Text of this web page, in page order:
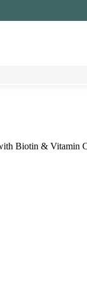
Biotin & Vitamin